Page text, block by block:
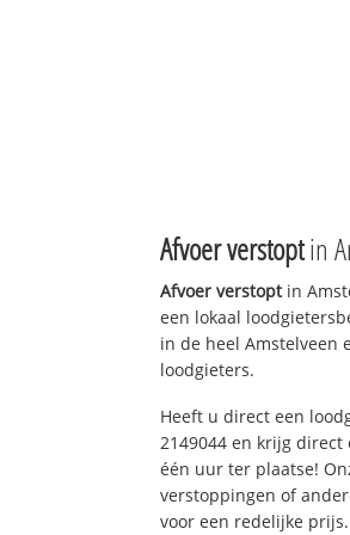
Afvoer verstoptin
Afvoer verstoptin
een lokaal
in de heel Amstelveen
loodgieters.
Heeft u direct een
2149044 en krijg
één uur ter plaatse!
verstoppingen of
voor een redelijke prijs.